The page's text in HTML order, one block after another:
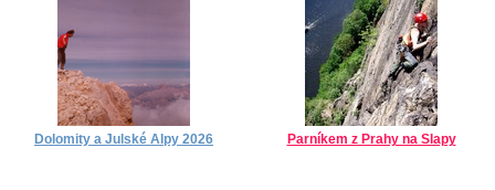
Dolomity a Julské Alpy 2026 Parníkem z Prahy na Slapy